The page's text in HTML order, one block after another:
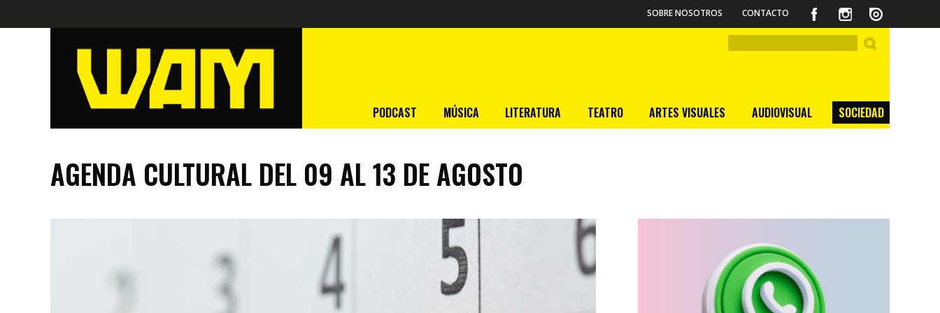
SOBRE NOSOTROS CONTACTO
PODCAST MÚSICA LITERATURA TEATRO ARTES VISUALES AUDIOVISUAL SOCIEDAD
AGENDA CULTURAL DEL 09 AL 13 DE AGOSTO